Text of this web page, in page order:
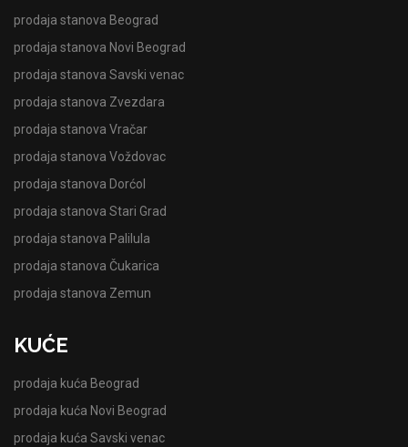
prodaja stanova Beograd
prodaja stanova Novi Beograd
prodaja stanova Savski venac
prodaja stanova Zvezdara
prodaja stanova Vračar
prodaja stanova Voždovac
prodaja stanova Dorćol
prodaja stanova Stari Grad
prodaja stanova Palilula
prodaja stanova Čukarica
prodaja stanova Zemun
KUĆE
prodaja kuća Beograd
prodaja kuća Novi Beograd
prodaja kuća Savski venac